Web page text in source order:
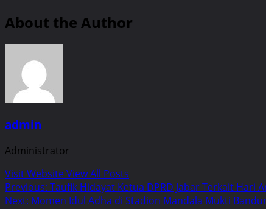
About the Author
admin
Administrator
Visit WebsiteView All Posts
Post
Previous: Taufik Hidayat Ketua DPRD Jabar Terkait Hari
Next: Momen Idul Adha di Stadion Mandala Mukti